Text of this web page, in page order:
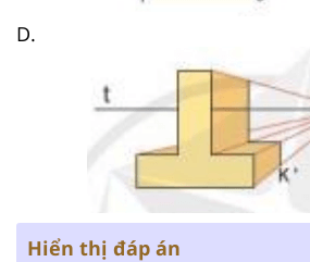
D.
Hiển thị đáp án